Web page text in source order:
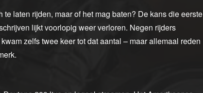
te laten rijden, maar of het mag baten? De kans die eerste
lijkt voorlopig weer verloren. Negen rijders
zelfs twee keer tot dat aantal – maar allemaal reden